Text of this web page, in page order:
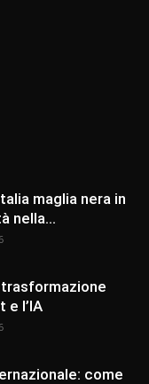
maglia nera in
nella...
l’IA
come